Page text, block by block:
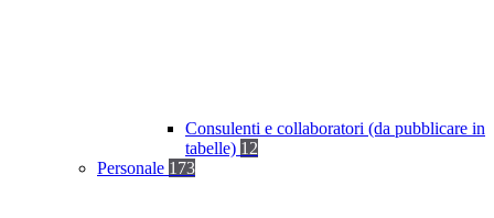
Consulenti e collaboratori (da pubblicare in
tabelle) 12
Personale 173